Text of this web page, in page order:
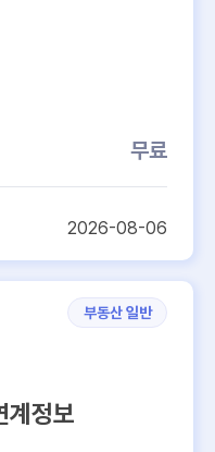
무료
2026-08-06
부동산 일반
계정보